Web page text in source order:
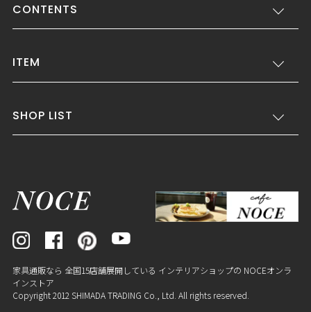
CONTENTS
ITEM
SHOP LIST
家具通販なら 全国15店舗展開している インテリアショップの NOCEオンラ
インストア
Copyright 2012 SHIMADA TRADING Co., Ltd. All rights reserved.